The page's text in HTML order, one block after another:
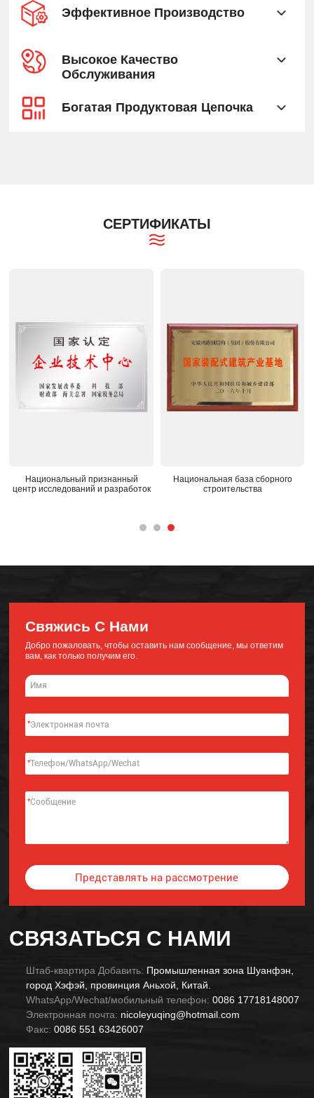
Эффективное Производство
Высокое Качество
Обслуживания
Богатая Продуктовая Цепочка
СЕРТИФИКАТЫ
Национальный признанный
центр исследований и разработок
Национальная база сборного
строительства
СВЯЗАТЬСЯ С НАМИ
Штаб-квартира Добавить: Промышленная зона Шуанфэн,
город Хэфэй, провинция Аньхой, Китай.
WhatsApp/Wechat/мобильный телефон: 0086 17718148007
Электронная почта: nicoleyuqing@hotmail.com
Факс: 0086 551 63426007
Свяжись С Нами
Добро пожаловать, чтобы оставить нам сообщение, мы ответим
вам, как только получим его.
*
*
*
Представлять на рассмотрение